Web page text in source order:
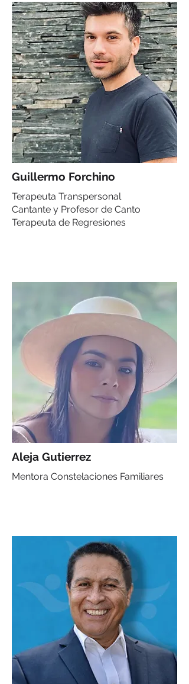
Guillermo Forchino
Terapeuta Transpersonal
Cantante y Profesor de Canto
Terapeuta de Regresiones
Aleja Gutierrez
Mentora Constelaciones Familiares